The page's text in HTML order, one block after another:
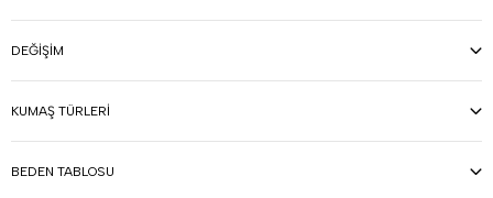
DEĞIŞIM
KUMAŞ TÜRLERI
BEDEN TABLOSU